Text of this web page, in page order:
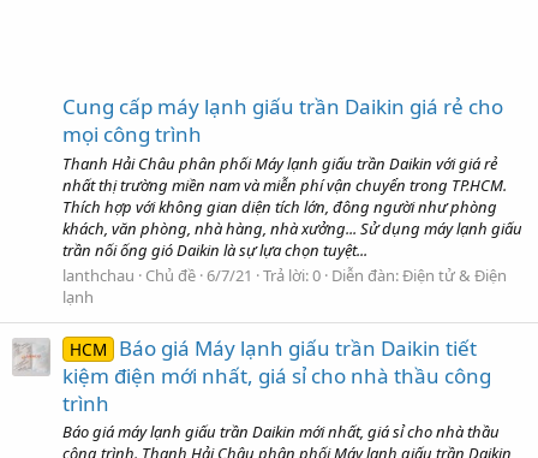
Cung cấp máy lạnh giấu trần Daikin giá rẻ cho
mọi công trình
Thanh Hải Châu phân phối Máy lạnh giấu trần Daikin với giá rẻ
nhất thị trường miền nam và miễn phí vận chuyển trong TP.HCM.
Thích hợp với không gian diện tích lớn, đông người như phòng
khách, văn phòng, nhà hàng, nhà xưởng... Sử dụng máy lạnh giấu
trần nối ống gió Daikin là sự lựa chọn tuyệt...
lanthchau
Chủ đề 6/7/21 Trả lời: 0 Diễn đàn:Điện tử & Điện
lạnh
HCM
Báo giá Máy lạnh giấu trần Daikin tiết
kiệm điện mới nhất, giá sỉ cho nhà thầu công
trình
Báo giá máy lạnh giấu trần Daikin mới nhất, giá sỉ cho nhà thầu
công trình. Thanh Hải Châu phân phối Máy lạnh giấu trần Daikin